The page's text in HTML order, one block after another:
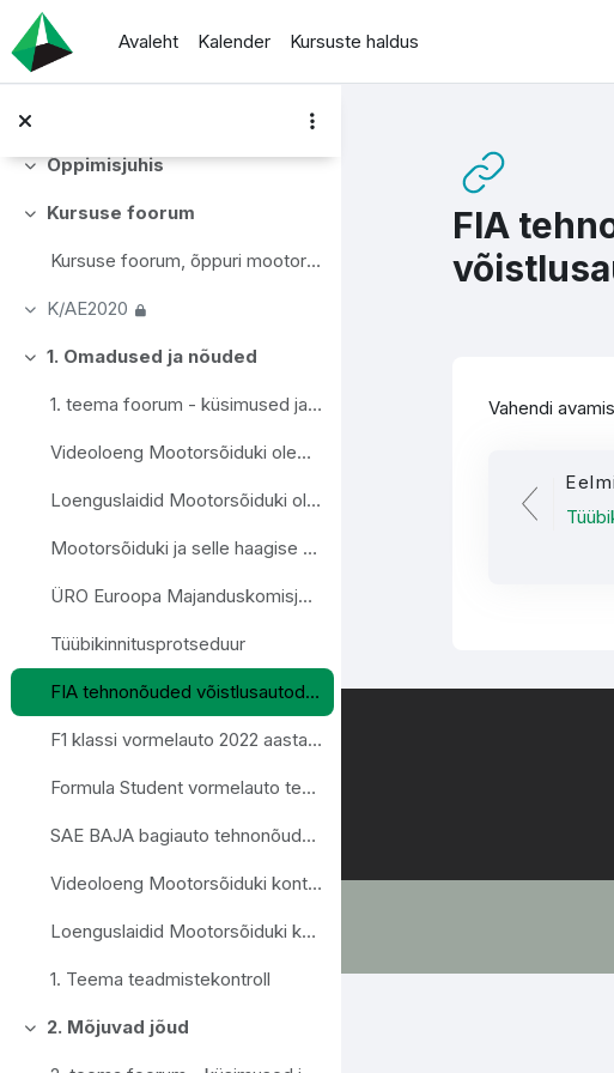
Jäta vahele peasisuni
Avaleht
Kalender Kursuste haldus
Ahenda
Kursuse kirjeldus
Teated õppijatele / News Forum
Ahenda
Õppimisjuhis
Ahenda
Kursuse foorum
Kursuse foorum, õppuri mootorsõiduki projekteerimise ülevaade
Ahenda
K/AE2020
Ahenda
1. Omadused ja nõuded
1. teema foorum - küsimused ja arutelu sõiduki omaduste nõuete osas
Videoloeng Mootorsõiduki olemus ja tehnonõuded
Loenguslaidid Mootorsõiduki olemus ja tehnonõuded
Mootorsõiduki ja selle haagise tehnonõuded ning nõuded varustusele
ÜRO Euroopa Majanduskomisjoni UNECE E-reeglid
Tüübikinnitusprotseduur
FIA tehnonõuded võistlusautodele
F1 klassi vormelauto 2022 aasta tehnonõuded
Formula Student vormelauto tehnonõuded
SAE BAJA bagiauto tehnonõuded 2023
Videoloeng Mootorsõiduki kontseptuaalne projekteerimine
Loenguslaidid Mootorsõiduki kontseptuaalne projekteerimine
1. Teema teadmistekontroll
Ahenda
2. Mõjuvad jõud
FIA
Vahendi